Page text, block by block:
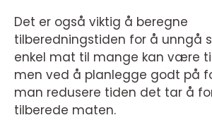
Det er også viktig å beregne
tilberedningstiden for å unngå
enkel mat til mange kan være
men ved å planlegge godt på
man redusere tiden det tar å
tilberede maten.